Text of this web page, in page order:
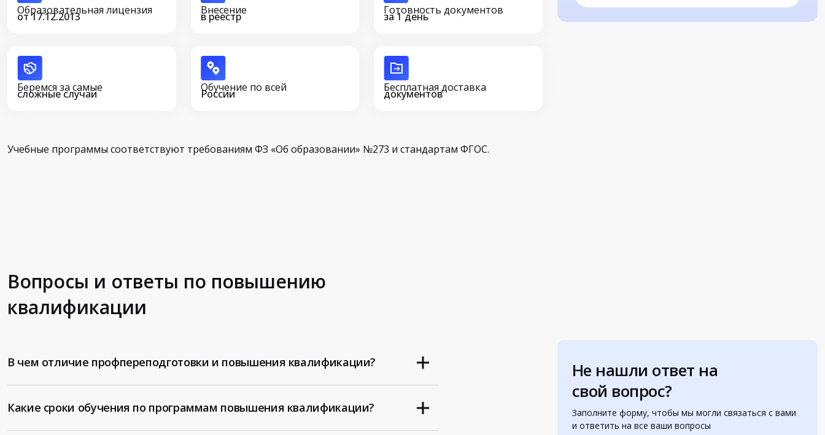
Образовательная лицензия
от 17.12.2013 Внесение
в реестр Готовность документов
за 1 день
Беремся за самые
сложные случаи Обучение по всей
России Бесплатная доставка
документов
Учебные программы соответствуют требованиям ФЗ «Об образовании» №273 и стандартам ФГОС.
Вопросы и ответы по повышению
квалификации
Не нашли ответ на
свой вопрос?
Заполните форму, чтобы мы могли связаться с вами
и ответить на все ваши вопросы
В чем отличие профпереподготовки и повышения квалификации?
Какие сроки обучения по программам повышения квалификации?